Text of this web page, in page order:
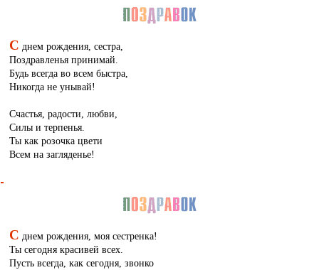
С днем рождения, сестра,
Поздравленья принимай.
Будь всегда во всем быстра,
Никогда не унывай!
Счастья, радости, любви,
Силы и терпенья.
Ты как розочка цвети
Всем на загляденье!
С днем рождения, моя сестренка!
Ты сегодня красивей всех.
Пусть всегда, как сегодня, звонко